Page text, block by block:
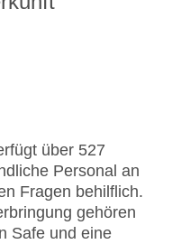
über 527
Personal an
Fragen behilflich.
gehören
Safe und eine